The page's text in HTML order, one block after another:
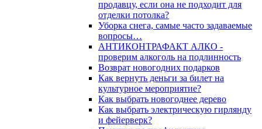
продавцу, если она не подходит для
отделки потолка?
Уборка снега, самые часто задаваемые
вопросы…
АНТИКОНТРАФАКТ АЛКО -
проверим алкоголь на подлинность
Возврат новогодних подарков
Как вернуть деньги за билет на
культурное мероприятие?
Как выбрать новогоднее дерево
Как выбрать электрическую гирлянду
и фейерверк?